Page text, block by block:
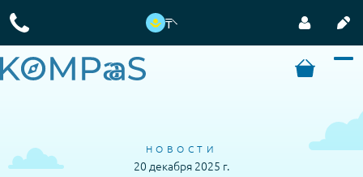
₸
НОВОСТИ
20 декабря 2025 г.